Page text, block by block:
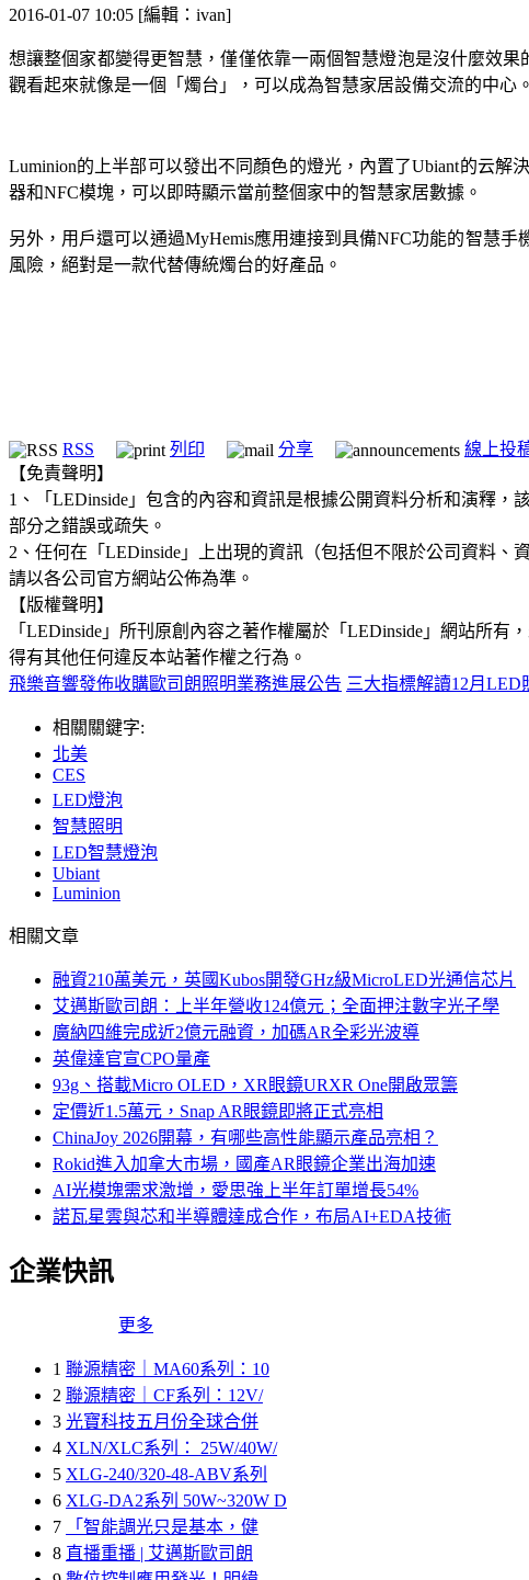
2016-01-07 10:05 [編輯：ivan]
想讓整個家都變得更智慧，僅僅依靠一兩個智慧燈泡是沒什麼效
觀看起來就像是一個「燭台」，可以成為智慧家居設備交流的中心。
Luminion的上半部可以發出不同顏色的燈光，內置了Ubiant的云
器和NFC模塊，可以即時顯示當前整個家中的智慧家居數據。
另外，用戶還可以通過MyHemis應用連接到具備NFC功能的智慧
風險，絕對是一款代替傳統燭台的好產品。
RSS 列印 分享
線上投
【免責聲明】
1、「LEDinside」包含的內容和資訊是根據公開資料分析和演釋
部分之錯誤或疏失。
2、任何在「LEDinside」上出現的資訊（包括但不限於公司資料
請以各公司官方網站公佈為準。
【版權聲明】
「LEDinside」所刊原創內容之著作權屬於「LEDinside」網站所
得有其他任何違反本站著作權之行為。
飛樂音響發佈收購歐司朗照明業務進展公告 三大指標解讀12月LED
相關關鍵字:
北美
CES
LED燈泡
智慧照明
LED智慧燈泡
Ubiant
Luminion
相關文章
融資210萬美元，英國Kubos開發GHz級MicroLED光通信芯片
艾邁斯歐司朗：上半年營收124億元；全面押注數字光子學
廣納四維完成近2億元融資，加碼AR全彩光波導
英偉達官宣CPO量產
93g、搭載Micro OLED，XR眼鏡URXR One開啟眾籌
定價近1.5萬元，Snap AR眼鏡即將正式亮相
ChinaJoy 2026開幕，有哪些高性能顯示產品亮相？
Rokid進入加拿大市場，國產AR眼鏡企業出海加速
AI光模塊需求激增，愛思強上半年訂單增長54%
諾瓦星雲與芯和半導體達成合作，布局AI+EDA技術
企業快訊
更多
1 聯源精密｜MA60系列：10
2 聯源精密｜CF系列：12V/
3 光寶科技五月份全球合併
4 XLN/XLC系列： 25W/40W/
5 XLG-240/320-48-ABV系列
6 XLG-DA2系列 50W~320W D
7
「智能調光只是基本，健
8 直播重播 | 艾邁斯歐司朗